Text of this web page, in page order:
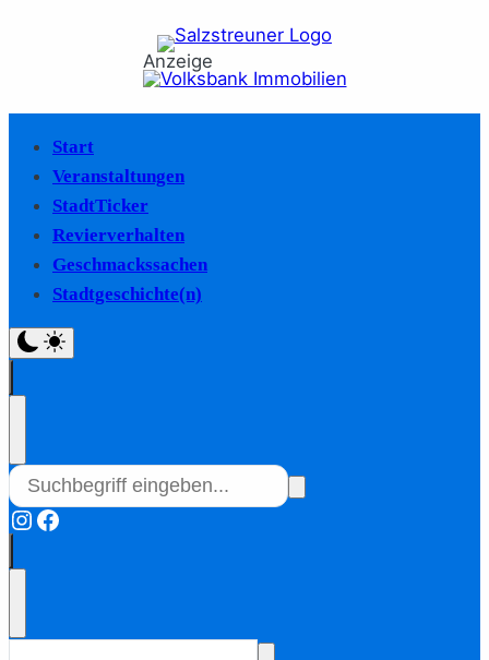
Anzeige
Start
Veranstaltungen
StadtTicker
Revierverhalten
Geschmackssachen
Stadtgeschichte(n)
Instagram
Facebook